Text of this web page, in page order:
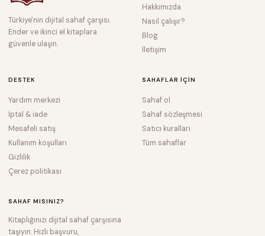
Türkiye'nin dijital sahaf çarşısı.
Ender ve ikinci el kitaplara
güvenle ulaşın.
Hakkımızda
Nasıl çalışır?
Blog
İletişim
DESTEK
Yardım merkezi
İptal & iade
Mesafeli satış
Kullanım koşulları
Gizlilik
Çerez politikası
SAHAFLAR IÇIN
Sahaf ol
Sahaf sözleşmesi
Satıcı kuralları
Tüm sahaflar
SAHAF MISINIZ?
Kitaplığınızı dijital sahaf çarşısına
taşıyın. Hızlı başvuru,